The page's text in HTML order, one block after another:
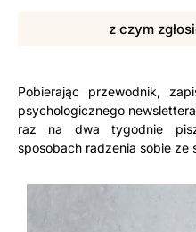
z czym
Pobierając przewodnik,
psychologicznego
raz na dwa tygodnie
sposobach radzenia sobie ze